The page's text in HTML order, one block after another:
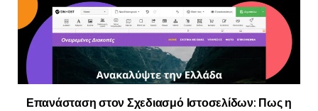
Επανάσταση στον Σχεδιασμό Ιστοσελίδων: Πως η